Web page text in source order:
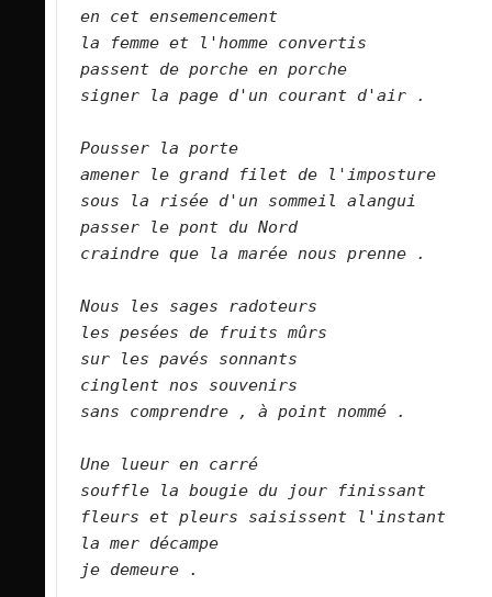
en cet ensemencement
la femme et l'homme convertis
passent de porche en porche
signer la page d'un courant d'air .
Pousser la porte
amener le grand filet de l'imposture
sous la risée d'un sommeil alangui
passer le pont du Nord
craindre que la marée nous prenne .
Nous les sages radoteurs
les pesées de fruits mûrs
sur les pavés sonnants
cinglent nos souvenirs
sans comprendre , à point nommé .
Une lueur en carré
souffle la bougie du jour finissant
fleurs et pleurs saisissent l'instant
la mer décampe
je demeure .